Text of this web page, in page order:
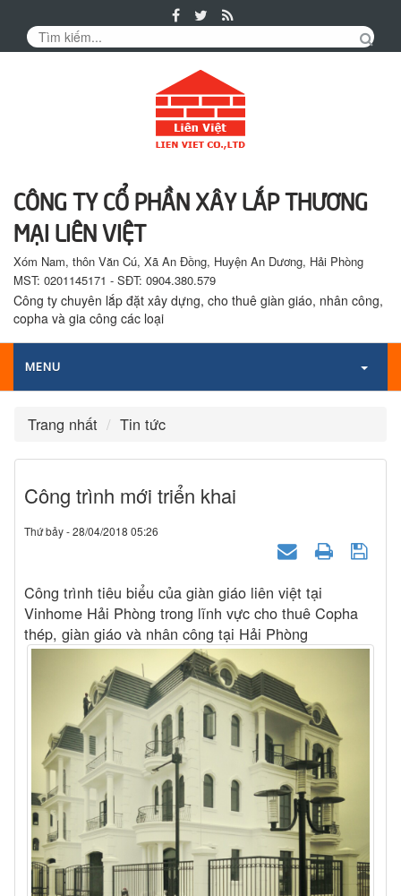
phẩm
CÔNG TY CỔ PHẦN XÂY LẮP THƯƠNG
MẠI LIÊN VIỆT
Xóm Nam, thôn Văn Cú, Xã An Đồng, Huyện An Dương, Hải Phòng
MST: 0201145171 - SĐT: 0904.380.579
Công ty chuyên lắp đặt xây dựng, cho thuê giàn giáo, nhân công,
copha và gia công các loại
MENU
Trang nhất Tin tức
Công trình mới triển khai
Thứ bảy - 28/04/2018 05:26
Công trình tiêu biểu của giàn giáo liên việt tại
Vinhome Hải Phòng trong lĩnh vực cho thuê Copha
thép, giàn giáo và nhân công tại Hải Phòng